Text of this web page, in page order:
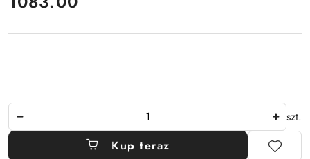
szt.
Kup teraz